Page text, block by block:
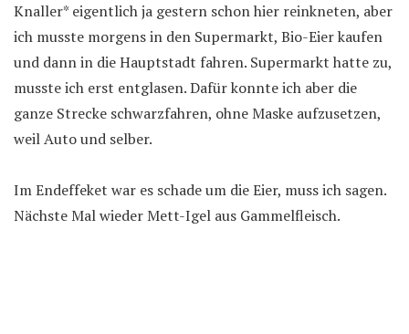
Knaller* eigentlich ja gestern schon hier reinkneten, aber
ich musste morgens in den Supermarkt, Bio-Eier kaufen
und dann in die Hauptstadt fahren. Supermarkt hatte zu,
musste ich erst entglasen. Dafür konnte ich aber die
ganze Strecke schwarzfahren, ohne Maske aufzusetzen,
weil Auto und selber.
Im Endeffeket war es schade um die Eier, muss ich sagen.
Nächste Mal wieder Mett-Igel aus Gammelfleisch.